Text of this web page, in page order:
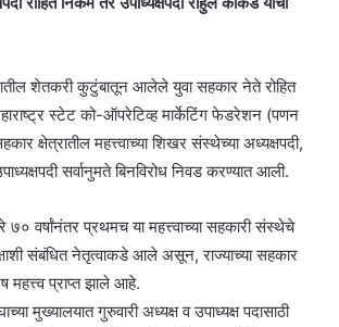
शेतकरी कुटुंबातून आलेले युवा सहकार नेते रोहित
स्टेट को-ऑपरेटिव्ह मार्केटिंग फेडरेशन (पणन
क्षेत्रातील महत्त्वाच्या शिखर संस्थेच्या अध्यक्षपदी,
सर्वानुमते बिनविरोध निवड करण्यात आली.
७० वर्षांनंतर प्रथमच या महत्त्वाच्या सहकारी संस्थेचे
संबंधित नेतृत्वाकडे आले असून, राज्याच्या सहकार
महत्त्व प्राप्त झाले आहे.
मुख्यालयात गुरुवारी अध्यक्ष व उपाध्यक्ष पदासाठी